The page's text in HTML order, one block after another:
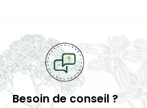
Besoin de conseil ?